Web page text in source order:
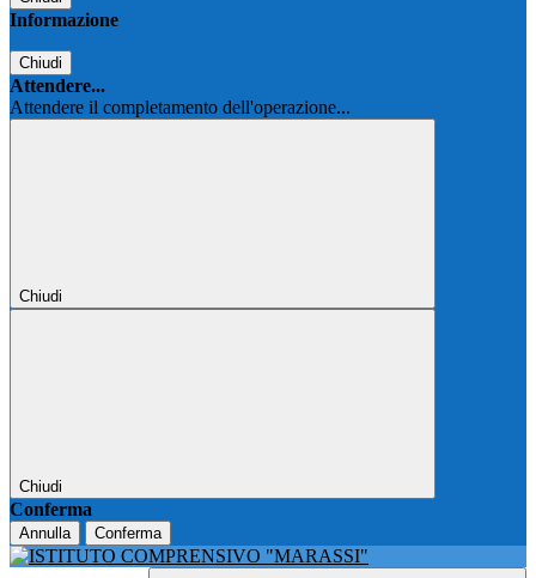
Informazione
Chiudi
Attendere...
Attendere il completamento dell'operazione...
Chiudi
Chiudi
Conferma
Annulla Conferma